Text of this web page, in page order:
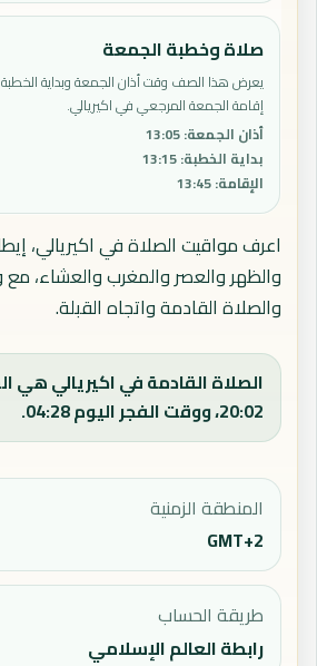
صلاة وخطبة الجمعة
يعرض هذا الصف وقت أذان الجمعة وبداية
إقامة الجمعة المرجعي في اكيريالي.
أذان الجمعة:
13:05
بداية الخطبة:
13:15
الإقامة:
13:45
اعرف مواقيت الصلاة في اكيريالي،
والظهر والعصر والمغرب والعشاء، مع
والصلاة القادمة واتجاه القبلة.
الصلاة القادمة في اكيريالي هي
20:02، ووقت الفجر اليوم 04:28.
المنطقة الزمنية
GMT+2
طريقة الحساب
رابطة العالم الإسلامي